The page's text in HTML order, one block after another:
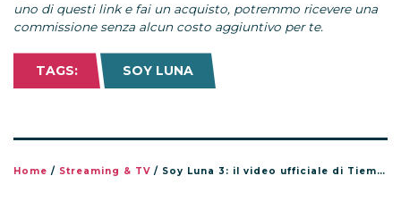
uno di questi link e fai un acquisto, potremmo ricevere una
commissione senza alcun costo aggiuntivo per te.
TAGS: SOY LUNA
Home / Streaming & TV / Soy Luna 3: il video ufficiale di Tiempo de Amor con Ruggero Pasquarelli